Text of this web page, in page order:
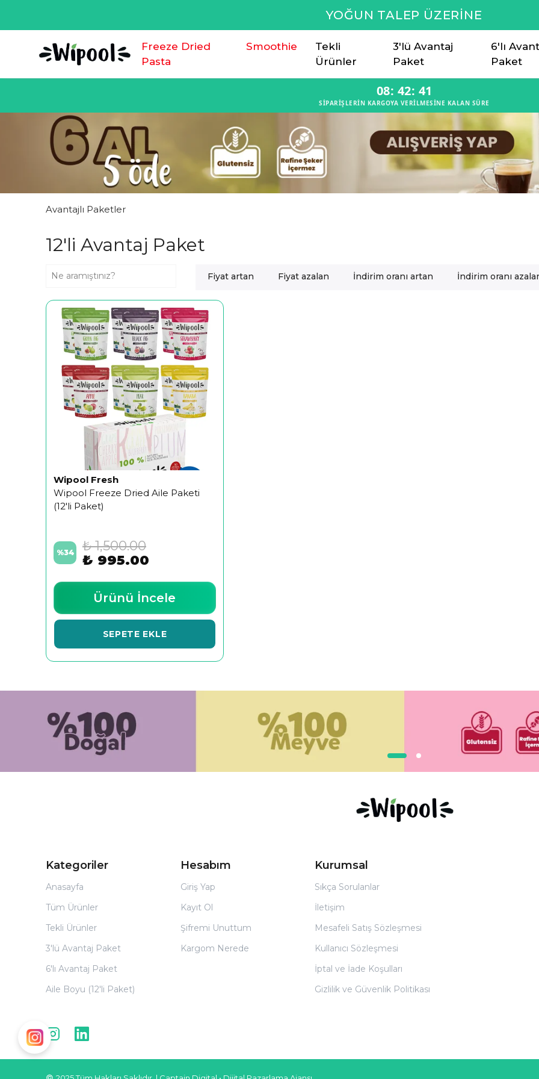
6 AL 5 ÖDE KAMPANYASI UZATILDI!
Freeze Dried
Pasta
Smoothie
Tekli
Ürünler
3'lü Avantaj
Paket
6'lı
Paket
08: 42: 40
SİPARİŞLERİN KARGOYA VERİLMESİNE KALAN SÜRE
Avantajlı Paketler
12'li Avantaj Paket
Fiyat artan Fiyat azalan İndirim oranı artan İndirim oranı
Wipool Fresh
Wipool Freeze Dried Aile Paketi
(12'li Paket)
%34
₺ 1,500.00
₺ 995.00
Ürünü İncele
SEPETE EKLE
Kategoriler
Anasayfa
Tüm Ürünler
Tekli Ürünler
3'lü Avantaj Paket
6'lı Avantaj Paket
Aile Boyu (12'li Paket)
Hesabım
Giriş Yap
Kayıt Ol
Şifremi Unuttum
Kargom Nerede
Kurumsal
Sıkça Sorulanlar
İletişim
Mesafeli Satış Sözleşmesi
Kullanıcı Sözleşmesi
İptal ve İade Koşulları
Gizlilik ve Güvenlik Politikası